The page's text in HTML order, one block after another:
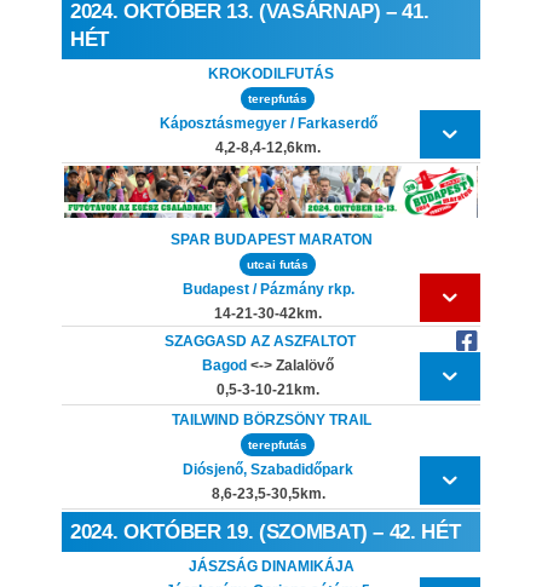
2024. OKTÓBER 13. (VASÁRNAP) – 41.
HÉT
KROKODILFUTÁS
terepfutás
Káposztásmegyer / Farkaserdő
4,2-8,4-12,6km.
SPAR BUDAPEST MARATON
utcai futás
Budapest / Pázmány rkp.
14-21-30-42km.
SZAGGASD AZ ASZFALTOT
Bagod <-> Zalalövő
0,5-3-10-21km.
TAILWIND BÖRZSÖNY TRAIL
terepfutás
Diósjenő, Szabadidőpark
8,6-23,5-30,5km.
2024. OKTÓBER 19. (SZOMBAT) – 42. HÉT
JÁSZSÁG DINAMIKÁJA